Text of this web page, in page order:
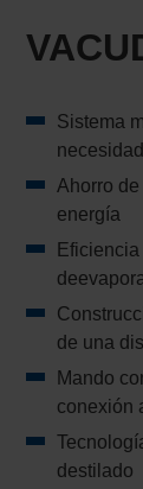
Sistema
Ahorro
energía
de una
Mando
conexión
destilado